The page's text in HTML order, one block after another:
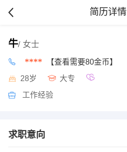
简历详情
牛/ 女士
**** 【查看需要80金币】
28岁 大专
工作经验
求职意向